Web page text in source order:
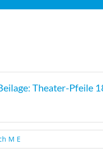
Theater-Pfeile
M E